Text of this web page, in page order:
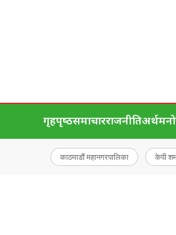
गृहपृष्‍ठसमाचारराजनीतिअर्थ
काठमाडौं महानगरपालिका केपी